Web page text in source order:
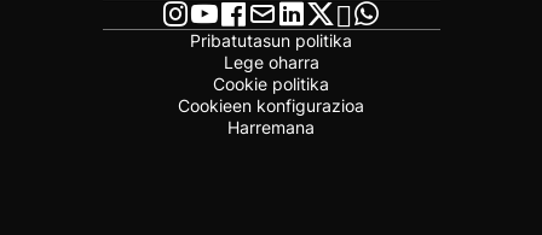
Pribatutasun politika
Lege oharra
Cookie politika
Cookieen konfigurazioa
Harremana